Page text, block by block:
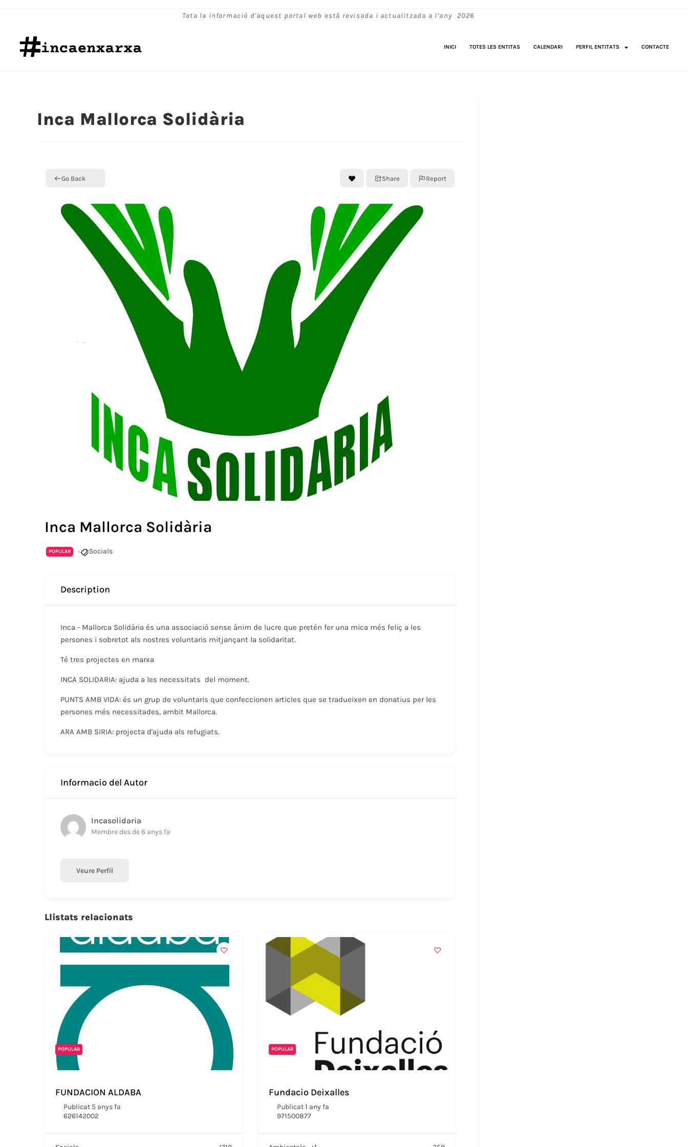
Tota la informació d'aquest portal web està revisada i actualitzada a l’any 2026
INICI TOTES LES ENTITAS CALENDARI PERFIL ENTITATS CONTACTE
Inca Mallorca Solidària
Go Back Share Report
Inca Mallorca Solidària
POPULAR Socials
Description
Inca - Mallorca Solidària és una associació sense ànim de lucre que pretén fer una mica més feliç a les
persones i sobretot als nostres voluntaris mitjançant la solidaritat.
Té tres projectes en marxa
INCA SOLIDARIA: ajuda a les necessitats del moment.
PUNTS AMB VIDA: és un grup de voluntaris que confeccionen articles que se tradueixen en donatius per les
persones més necessitades, ambit Mallorca.
ARA AMB SIRIA: projecta d'ajuda als refugiats.
Informacio del Autor
Incasolidaria
Membre des de 6 anys fa
Veure Perfil
Llistats relacionats
POPULAR
FUNDACION ALDABA
Publicat 5 anys fa
626142002
POPULAR
Fundacio Deixalles
Publicat 1 any fa
971500877